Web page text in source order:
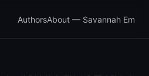
AuthorsAbout — Savannah Em